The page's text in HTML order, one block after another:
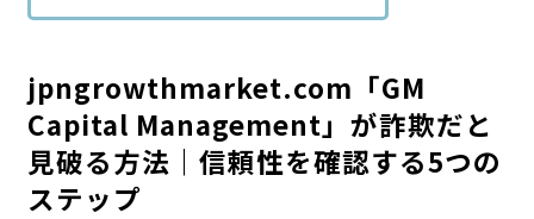
jpngrowthmarket.com「GM
Capital Management」が詐欺だと
見破る方法｜信頼性を確認する5つの
ステップ